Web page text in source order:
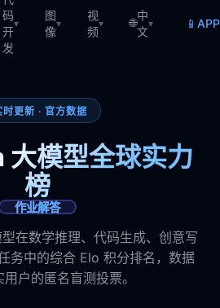
码
开
发
▾
图
像
▾
视
频
▾ 🌐
中
文
▾ 📱
时更新 · 官方数据
模型全球实力
榜
作业解答
在数学推理、代码生成、创意写
务中的综合 Elo 积分排名，数据
户的匿名盲测投票。